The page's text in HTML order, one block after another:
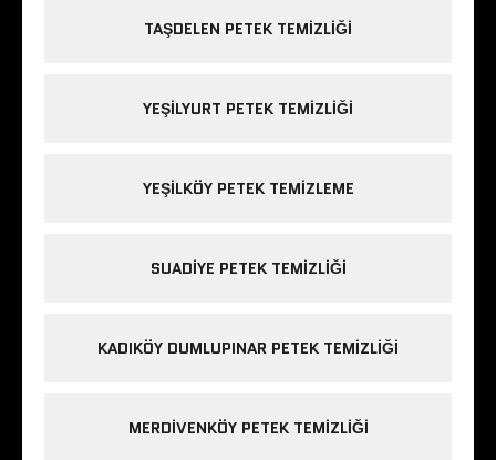
TAŞDELEN PETEK TEMIZLIĞI
YEŞILYURT PETEK TEMIZLIĞI
YEŞILKÖY PETEK TEMIZLEME
SUADIYE PETEK TEMIZLIĞI
KADIKÖY DUMLUPINAR PETEK TEMIZLIĞI
MERDIVENKÖY PETEK TEMIZLIĞI